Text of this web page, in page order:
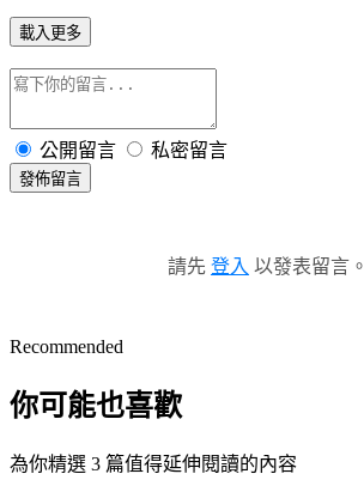
載入更多
公開留言 私密留言
發佈留言
請先 登入 以發表留言。
Recommended
你可能也喜歡
為你精選 3 篇值得延伸閱讀的內容